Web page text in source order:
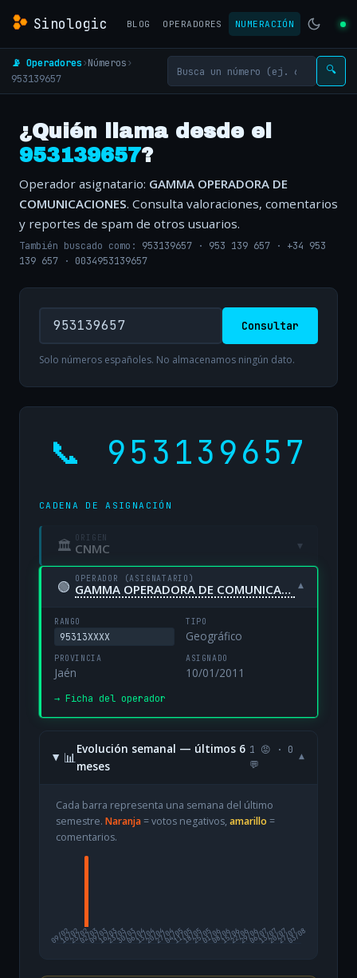
Sinologic BLOG OPERADORES NUMERACIÓN
📡 Operadores›Números›
953139657
🔍
¿Quién llama desde el
953139657?
Operador asignatario: GAMMA OPERADORA DE
COMUNICACIONES. Consulta valoraciones, comentarios
y reportes de spam de otros usuarios.
También buscado como: 953139657 · 953 139 657 · +34 953
139 657 · 0034953139657
Consultar
Solo números españoles. No almacenamos ningún dato.
📞 953139657
CADENA DE ASIGNACIÓN
🏛 ORIGEN
CNMC ▾
🟢 OPERADOR (ASIGNATARIO)
GAMMA OPERADORA DE COMUNICACIONES, S.A. UNIPERSONAL ▾
RANGO
95313XXXX
TIPO
Geográfico
PROVINCIA
Jaén
ASIGNADO
10/01/2011
→ Ficha del operador
📊
Evolución semanal — últimos 6
meses
1 😡 · 0
💬
▾
Cada barra representa una semana del último
semestre. Naranja= votos negativos, amarillo =
comentarios.
09/02
16/0223/0202/0309/0316/0323/0330/0306/0413/0420/0427/0404/0511/0518/0525/0501/0608/0615/0622/0629/0606/0713/0720/0727/07
03/08